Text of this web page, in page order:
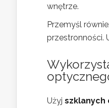
wnętrze.
Przemyśl
przestronności.
Użyj szklanych